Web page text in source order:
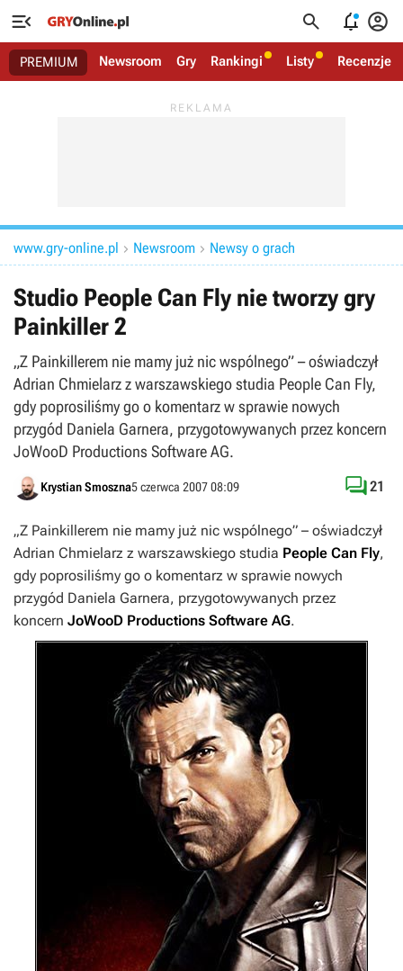
   
PREMIUM Newsroom Gry Rankingi Listy Recenzje
www.gry-online.pl  Newsroom  Newsy o grach
Studio People Can Fly nie tworzy gry
Painkiller 2
„Z Painkillerem nie mamy już nic wspólnego” – oświadczył
Adrian Chmielarz z warszawskiego studia People Can Fly,
gdy poprosiliśmy go o komentarz w sprawie nowych
przygód Daniela Garnera, przygotowywanych przez koncern
JoWooD Productions Software AG.
Krystian Smoszna5 czerwca 2007 08:09 21
„Z Painkillerem nie mamy już nic wspólnego” – oświadczył
Adrian Chmielarz z warszawskiego studia People Can Fly,
gdy poprosiliśmy go o komentarz w sprawie nowych
przygód Daniela Garnera, przygotowywanych przez
koncern JoWooD Productions Software AG.